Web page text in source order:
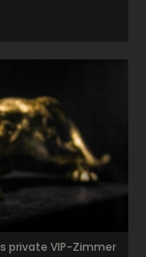
private VIP-Zimmer